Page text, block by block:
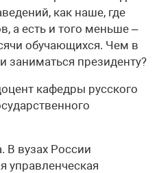
как наше, где
а есть и того меньше –
обучающихся. Чем в
заниматься президенту?
кафедры русского
В вузах России
управленческая